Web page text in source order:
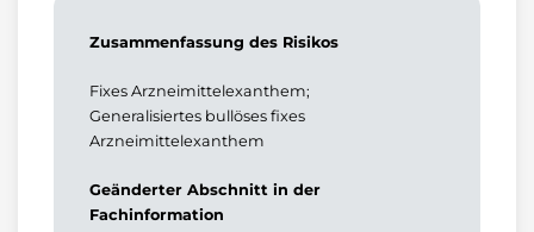
Zusammenfassung des Risikos
Fixes Arzneimittelexanthem;
Generalisiertes bullöses fixes
Arzneimittelexanthem
Geänderter Abschnitt in der
Fachinformation